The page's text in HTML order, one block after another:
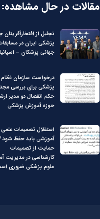
مقالات در حال مشاهده:
تجلیل از افتخارآفرینان
پزشکی ایران در
جهانی پزشکان – اسپانیا
درخواست سازمان نظام
پزشکی برای بررسی
حکم انفصال دو مدیر
حوزه آموزش پزشکی
استقلال تصمیمات علمی
آموزشی باید حفظ شود
حمایت از تصمیمات
کارشناسی در مدیریت
علوم پزشکی ضروری